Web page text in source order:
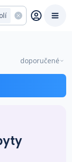
doporučené